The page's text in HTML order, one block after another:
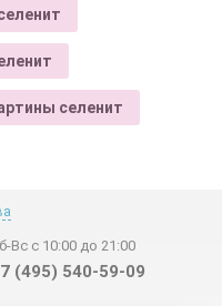
селенит
Вс с 10:00 до 21:00
(495) 540-59-09